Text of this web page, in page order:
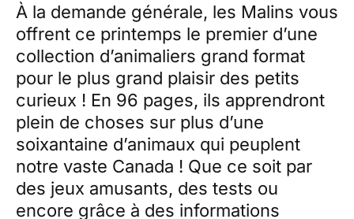
À la demande générale, les Malins vous
offrent ce printemps le premier d’une
collection d’animaliers grand format
pour le plus grand plaisir des petits
curieux ! En 96 pages, ils apprendront
plein de choses sur plus d’une
soixantaine d’animaux qui peuplent
notre vaste Canada ! Que ce soit par
des jeux amusants, des tests ou
encore grâce à des informations